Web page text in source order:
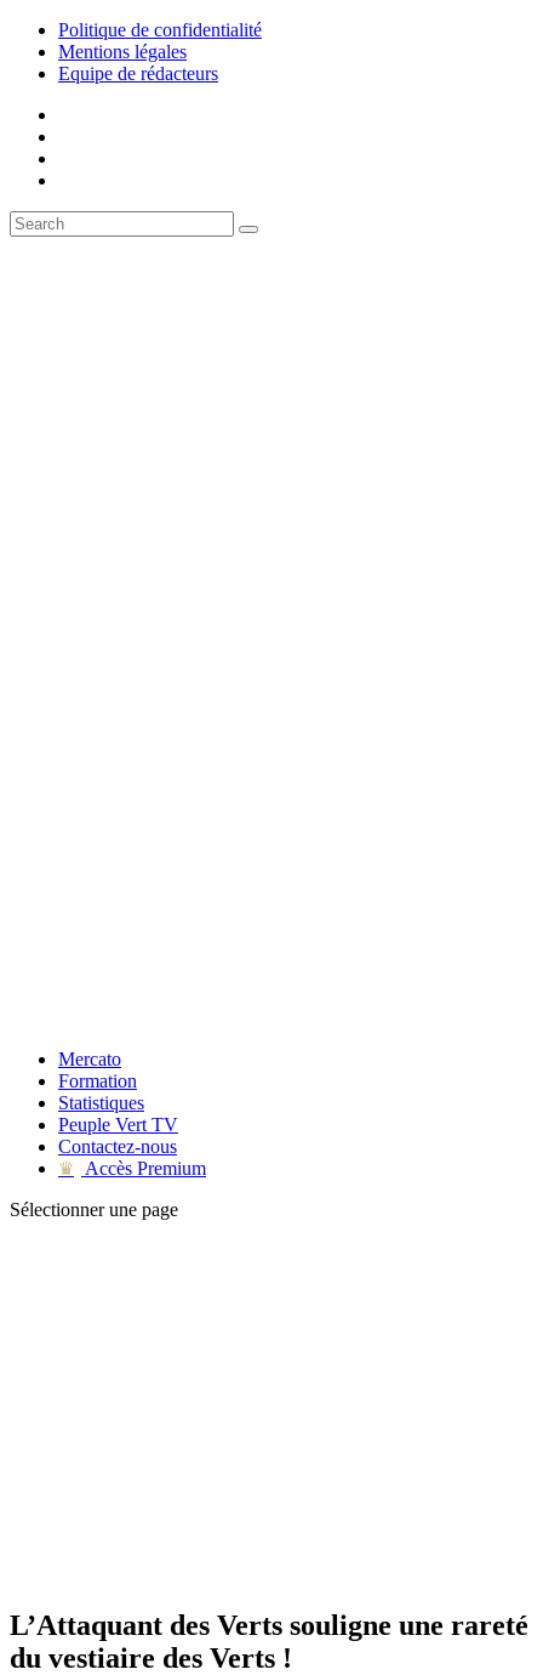
Politique de confidentialité
Mentions légales
Equipe de rédacteurs
Mercato
Formation
Statistiques
Peuple Vert TV
Contactez-nous
♛
Accès Premium
Sélectionner une page
L’Attaquant des Verts souligne une rareté
du vestiaire des Verts !